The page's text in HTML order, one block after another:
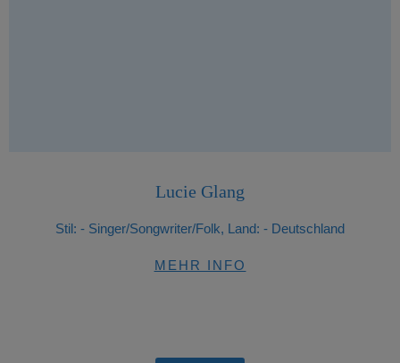
Lucie Glang
Stil: - Singer/Songwriter/Folk, Land: - Deutschland
MEHR INFO